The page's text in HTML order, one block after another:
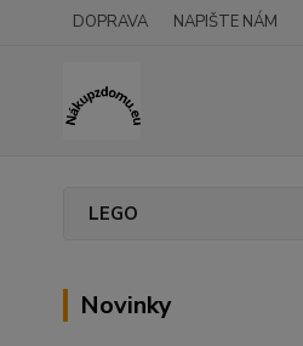
DOPRAVA NAPIŠTE NÁM
LEGO
Novinky